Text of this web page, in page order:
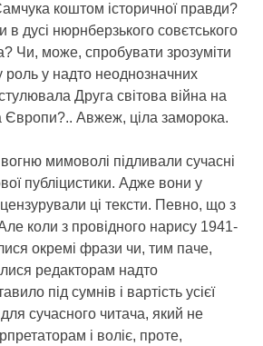
коштом історичної правди?
дусі нюрнберзького совєтського
Чи, може, спробувати зрозуміти
роль у надто неоднозначних
Друга світова війна на
Європи?.. Авжеж, ціла заморока.
мимоволі підливали сучасні
публіцистики. Адже вони у
ці тексти. Певно, що з
коли з провідного нарису 1941-
окремі фрази чи, тим паче,
редакторам надто
під сумнів і вартість усієї
сучасного читача, який не
і воліє, проте,